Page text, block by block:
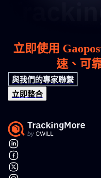
立即使用
速、可
與我們的專家聯繫
立即整合